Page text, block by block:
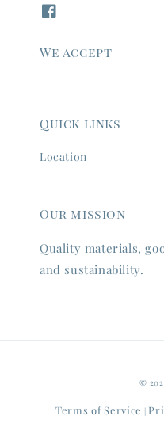
We accept
Quick links
Location
Our mission
Quality materials,
and sustainability.
©
Terms of Service